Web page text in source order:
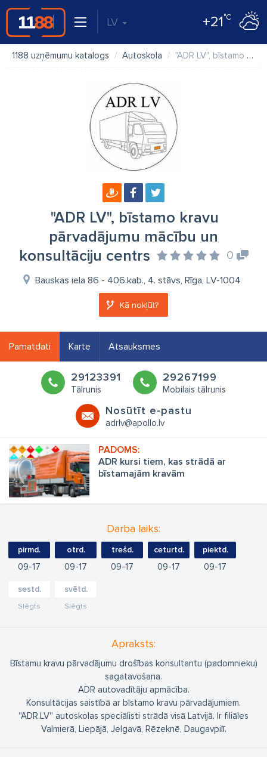
LV +21°C
1188 uzņēmumu katalogs Autoskola "ADR LV", bīstamo kravu pārvadājumu mācību un konsultāciju centrs
"ADR LV", bīstamo kravu
pārvadājumu mācību un
konsultāciju centrs
0
Bauskas iela 86 - 406.kab., 4. stāvs, Rīga, LV-1004
Kā nokļūt?
Pamatdati Karte Atsauksmes
29123391
Tālrunis
29267199
Mobilais tālrunis
Nosūtīt e-pastu
adrlv@apollo.lv
ADR kursi tiem, kas strādā ar
bīstamajām kravām
Darba laiks:
pirmd.
09 17
otrd.
09 17
trešd.
09 17
ceturtd.
09 17
piektd.
09 17
sestd.
Slēgts
svētd.
Slēgts
Apraksts:
Bīstamu kravu pārvadājumu drošības konsultantu (padomnieku)
sagatavošana.
ADR autovadītāju apmācība.
Konsultācijas saistībā ar bīstamo kravu pārvadājumiem.
''ADR.LV'' autoskolas speciālisti strādā visā Latvijā. Ir filiāles
Valmierā, Liepājā, Jelgavā, Rēzeknē, Daugavpilī.